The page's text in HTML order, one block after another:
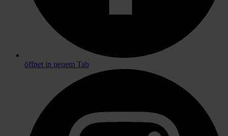
öffnet in neuem Tab